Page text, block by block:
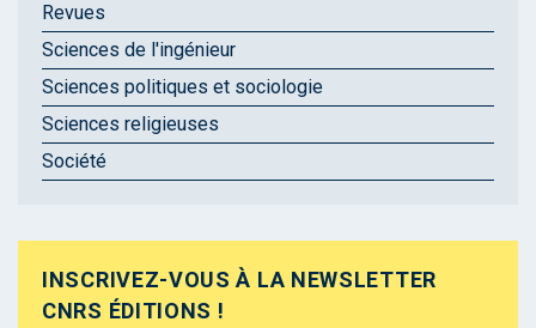
Revues
Sciences de l'ingénieur
Sciences politiques et sociologie
Sciences religieuses
Société
INSCRIVEZ-VOUS À LA NEWSLETTER
CNRS ÉDITIONS !